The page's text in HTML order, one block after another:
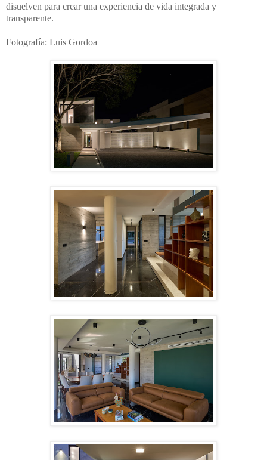
disuelven para crear una experiencia de vida integrada y
transparente.
Fotografía: Luis Gordoa